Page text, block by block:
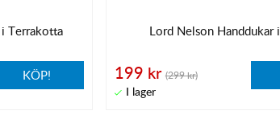
Terrakotta
KÖP!
Lord Nelson Handdukar
199 kr (299 kr)